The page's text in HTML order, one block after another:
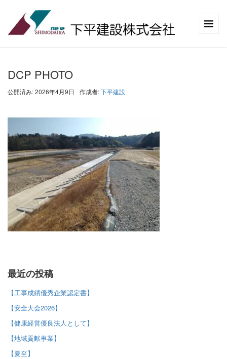
DCP PHOTO
公開済み: 2026年4月9日 作成者:下平建設
最近の投稿
【工事成績優秀企業認定書】
【安全大会2026】
【健康経営優良法人として】
【地域貢献事業】
【夏至】